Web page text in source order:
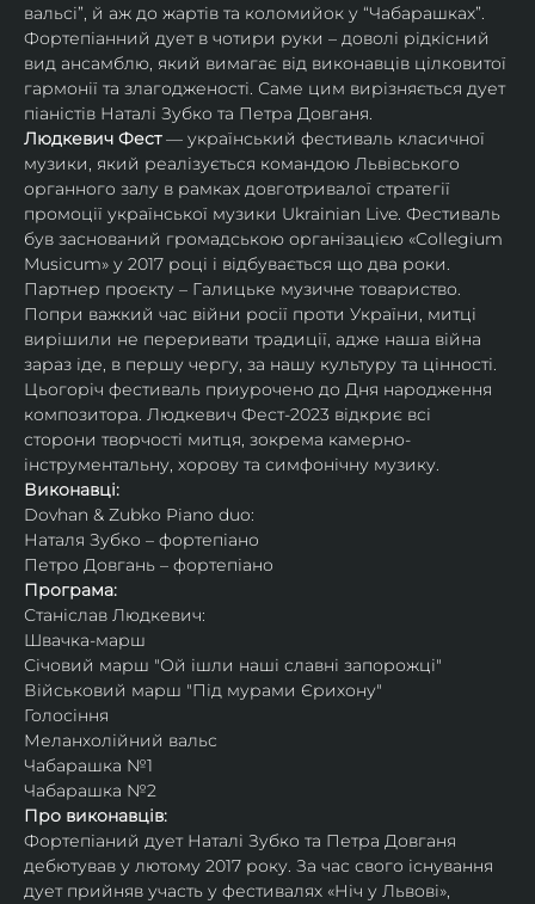
вальсі”, й аж до жартів та коломийок у “Чабарашках”.
Фортепіанний дует в чотири руки – доволі рідкісний
вид ансамблю, який вимагає від виконавців цілковитої
гармонії та злагодженості. Саме цим вирізняється дует
піаністів Наталі Зубко та Петра Довганя.
Людкевич Фест — український фестиваль класичної
музики, який реалізується командою Львівського
органного залу в рамках довготривалої стратегії
промоції української музики Ukrainian Live. Фестиваль
був заснований громадською організацією «Collegium
Musicum» у 2017 році і відбувається що два роки.
Партнер проєкту – Галицьке музичне товариство.
Попри важкий час війни росії проти України, митці
вирішили не переривати традиції, адже наша війна
зараз іде, в першу чергу, за нашу культуру та цінності.
Цьогоріч фестиваль приурочено до Дня народження
композитора. Людкевич Фест-2023 відкриє всі
сторони творчості митця, зокрема камерно-
інструментальну, хорову та симфонічну музику.
Виконавці:
Dovhan & Zubko Piano duo:
Наталя Зубко – фортепіано
Петро Довгань – фортепіано
Програма:
Станіслав Людкевич:
Швачка-марш
Січовий марш "Ой ішли наші славні запорожці"
Військовий марш "Під мурами Єрихону"
Голосіння
Меланхолійний вальс
Чабарашка №1
Чабарашка №2
Про виконавців:
Фортепіаний дует Наталі Зубко та Петра Довганя
дебютував у лютому 2017 року. За час свого існування
дует прийняв участь у фестивалях «Ніч у Львові»,